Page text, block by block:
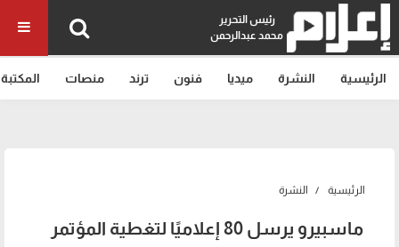
رئيس التحرير
محمد عبدالرحمن
الرئيسية النشرة ميديا فنون ترند منصات المكتبة
الرئيسية النشرة
‫ماسبيرو يرسل 80 إعلاميًا لتغطية المؤتمر